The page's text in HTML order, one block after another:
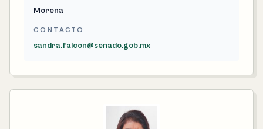
Morena
CONTACTO
sandra.falcon@senado.gob.mx